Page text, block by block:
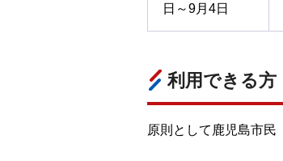
日～9月4日
利用できる方
原則として鹿児島市民